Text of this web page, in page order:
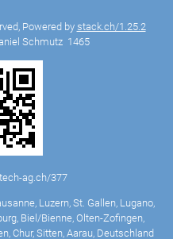
Powered bystack.ch/1.25.2
Schmutz 1465
ag.ch/377
Luzern, St. Gallen, Lugano,
Biel/Bienne, Olten-Zofingen,
Chur, Sitten, Aarau, Deutschland